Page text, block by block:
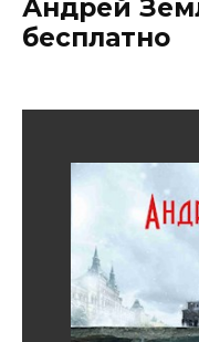
Андрей
бесплатно